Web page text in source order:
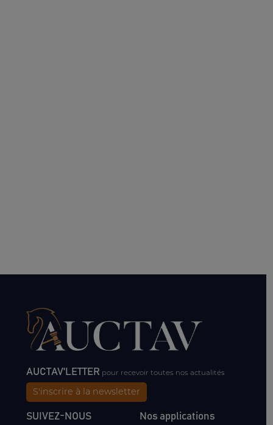
AUCTAV'LETTER pour recevoir toutes nos actualités
S'inscrire à la newsletter
SUIVEZ-NOUS Nos applications